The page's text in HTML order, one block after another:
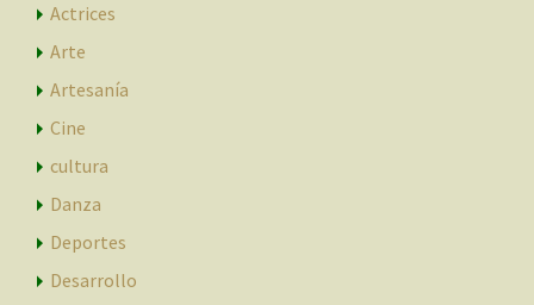
Actrices
Arte
Artesanía
Cine
cultura
Danza
Deportes
Desarrollo